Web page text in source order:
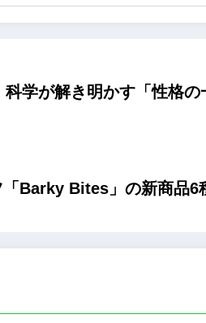
学が解き明かす「性格
Barky Bites」の新商品6